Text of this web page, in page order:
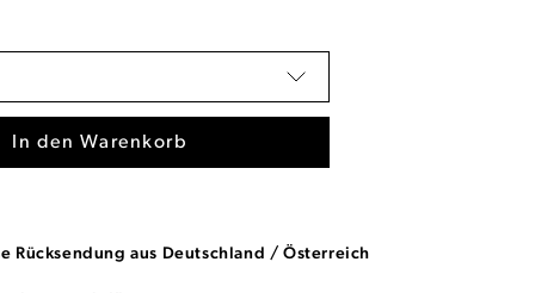
In den Warenkorb
Rücksendung aus Deutschland / Österreich